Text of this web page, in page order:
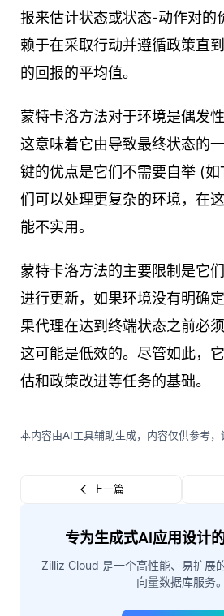
报来估计状态或状态-动作对的
赖于在采取行动并遵循政策直
的回报的平均值。
蒙特卡洛方法对于环境是偶发
这意味着它由导致最终状态的
键的优点是它们不需要自举 (
们可以处理更复杂的环境，在
能不实用。
蒙特卡洛方法的主要限制是它
进行更新，如果环境没有明确
果代理在达到终端状态之前必
这可能是低效的。尽管如此，
估和政策改进等任务的基础。
本内容由AI工具辅助生成，内容仅供参考，
上一篇
专为生成式AI应用设计
Zilliz Cloud 是一个高性能、易扩展
向量数据库服务。